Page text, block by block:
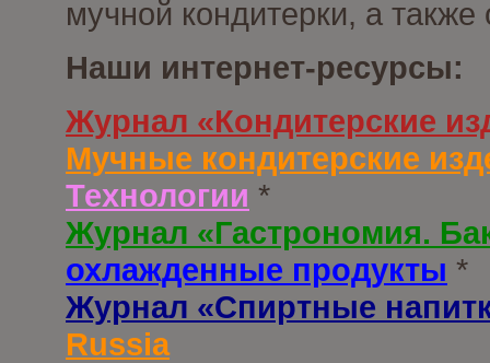
мучной кондитерки, а
Наши интернет-ресурсы:
Журнал «Кондитерские
Мучные кондитерские
Технологии *
Журнал «Гастрономия.
охлажденные продукты *
Журнал «Спиртные
Russia